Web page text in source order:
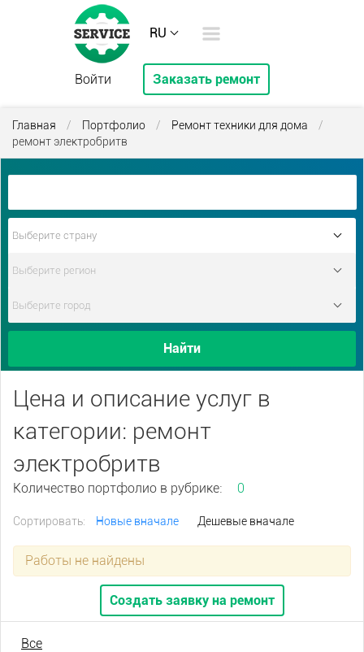
RU
Войти Заказать ремонт
Главная / Портфолио / Ремонт техники для дома
/
ремонт электробритв
Найти
Цена и описание услуг в
категории: ремонт
электробритв
Количество портфолио в рубрике: 0
Сортировать: Новые вначале Дешевые вначале
Работы не найдены
Создать заявку на ремонт
Все